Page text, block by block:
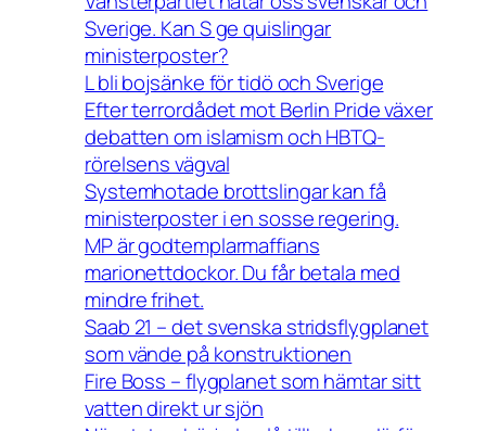
Sverige. Kan S ge quislingar
ministerposter?
L bli bojsänke för tidö och Sverige
Efter terrordådet mot Berlin Pride växer
debatten om islamism och HBTQ-
rörelsens vägval
Systemhotade brottslingar kan få
ministerposter i en sosse regering.
MP är godtemplarmaffians
marionettdockor. Du får betala med
mindre frihet.
Saab 21 – det svenska stridsflygplanet
som vände på konstruktionen
Fire Boss – flygplanet som hämtar sitt
vatten direkt ur sjön